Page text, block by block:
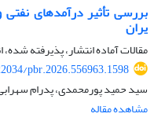
بررسی تأثیر درآمدهای
یران
مقالات آماده انتشار، پذیرفته شده،
pbr.2026.556963.1598
سید حمید پورمحمدی، پدرام
مشاهده مقاله